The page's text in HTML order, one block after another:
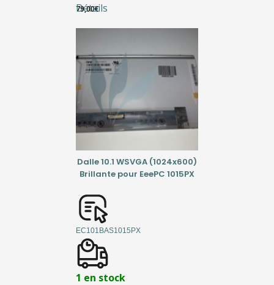
Détails
79,00€
Dalle 10.1 WSVGA (1024x600)
Brillante pour EeePC 1015PX
EC101BAS1015PX
1 en stock